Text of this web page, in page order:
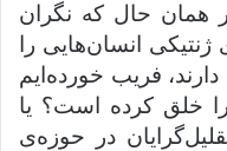
همان حال که نگران
انسان‌هایی را
دارند، فریب خورده‌ایم
خلق کرده است؟ یا
در حوزه‌ی